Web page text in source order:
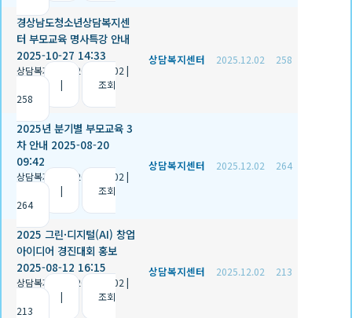
경상남도청소년상담복지센
터 부모교육 명사특강 안내
2025-10-27 14:33
상담복지센터 2025.12.02 |
|
조회
258
상담복지센터 2025.12.02 258
2025년 분기별 부모교육 3
차 안내 2025-08-20
09:42
상담복지센터 2025.12.02 |
|
조회
264
상담복지센터 2025.12.02 264
2025 그린·디지털(AI) 창업
아이디어 경진대회 홍보
2025-08-12 16:15
상담복지센터 2025.12.02 |
|
조회
213
상담복지센터 2025.12.02 213